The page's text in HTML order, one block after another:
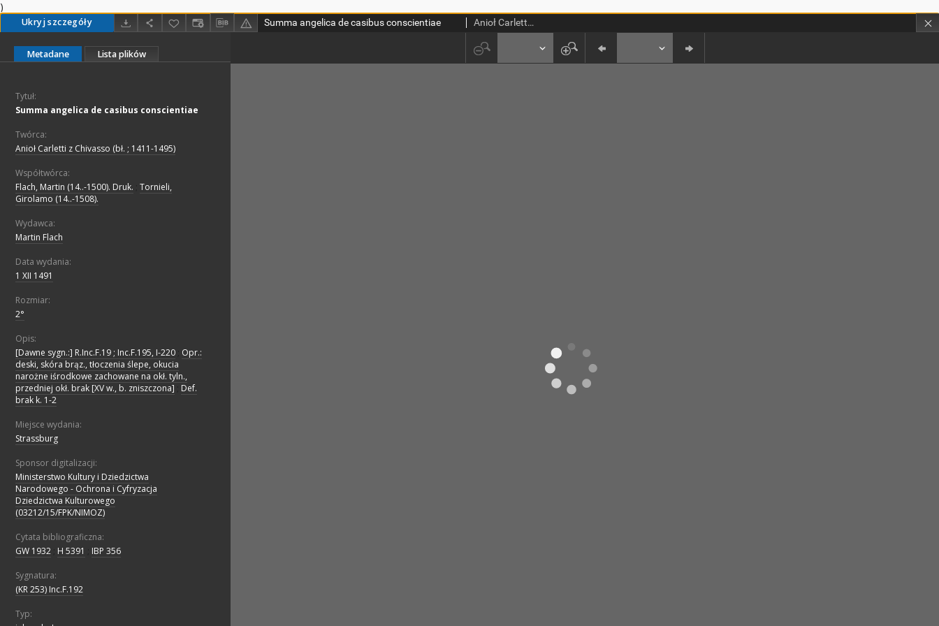
)
Ukryj szczegóły Summa angelica de casibus conscientiae Anioł Carletti z Chivasso (bł. ; 1411-1495)
Metadane Lista plików
Tytuł:
Summa angelica de casibus conscientiae
Twórca:
Anioł Carletti z Chivasso (bł. ; 1411-1495)
Współtwórca:
Flach, Martin (14..-1500). Druk. Tornieli,
Girolamo (14..-1508).
Wydawca:
Martin Flach
Data wydania:
1 XII 1491
Rozmiar:
2°
Opis:
[Dawne sygn.:] R.Inc.F.19 ; Inc.F.195, I-220 Opr.:
deski, skóra brąz., tłoczenia ślepe, okucia
narożne iśrodkowe zachowane na okł. tyln.,
przedniej okł. brak [XV w., b. zniszczona]
Def.
brak k. 1-2
Miejsce wydania:
Strassburg
Sponsor digitalizacji:
Ministerstwo Kultury i Dziedzictwa
Narodowego - Ochrona i Cyfryzacja
Dziedzictwa Kulturowego
(03212/15/FPK/NIMOZ)
Cytata bibliograficzna:
GW 1932 H 5391 IBP 356
Sygnatura:
(KR 253) Inc.F.192
Typ: